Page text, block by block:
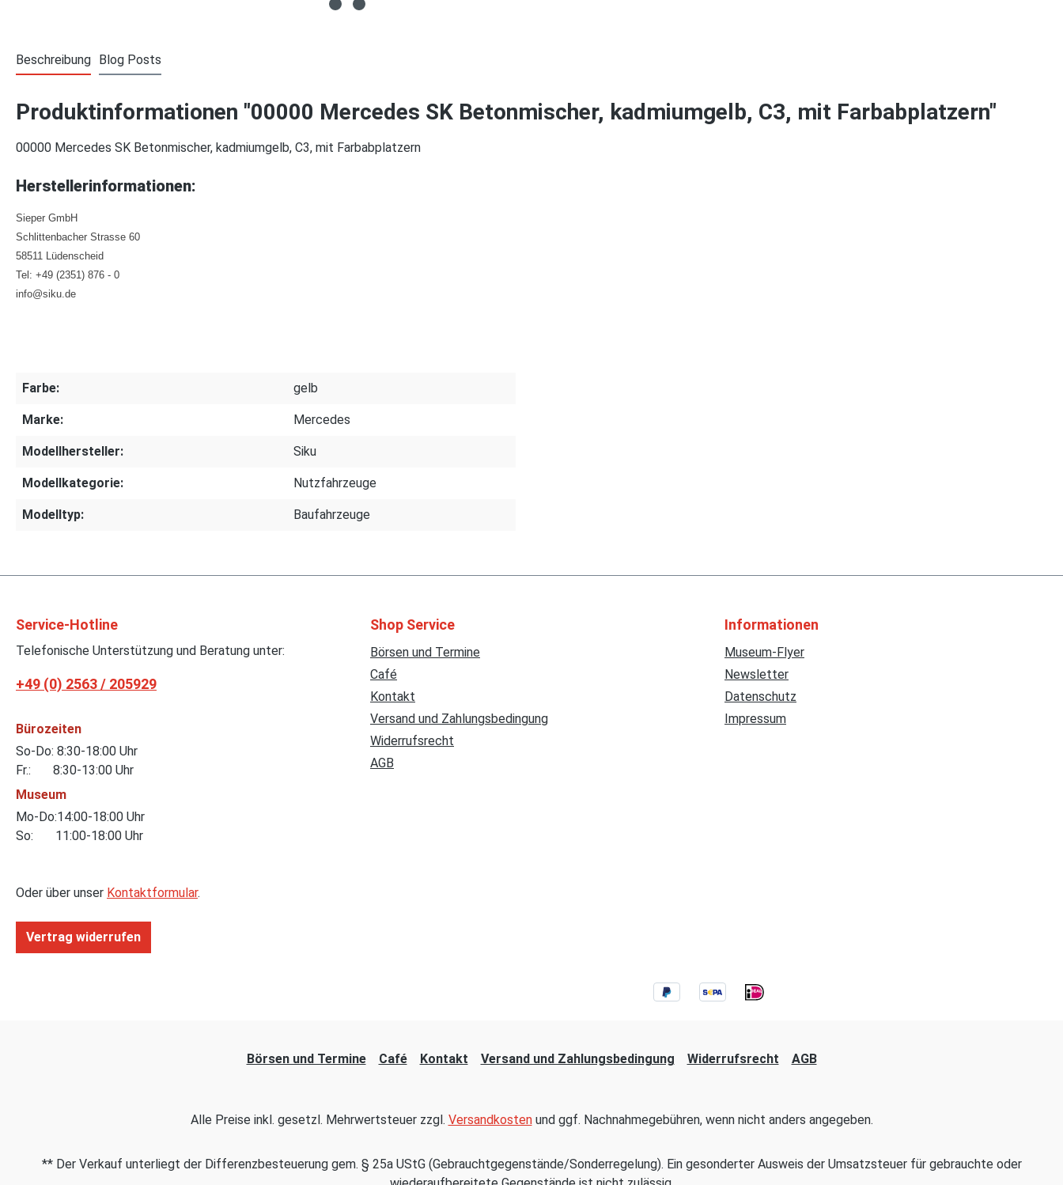
Beschreibung Blog Posts
Produktinformationen "00000 Mercedes SK Betonmischer, kadmiumgelb, C3, mit Farbabplatzern"
00000 Mercedes SK Betonmischer, kadmiumgelb, C3, mit Farbabplatzern
Herstellerinformationen:
Sieper GmbH
Schlittenbacher Strasse 60
58511 Lüdenscheid
Tel: +49 (2351) 876 - 0
info@siku.de
Farbe: gelb
Marke: Mercedes
Modellhersteller: Siku
Modellkategorie: Nutzfahrzeuge
Modelltyp: Baufahrzeuge
Service-Hotline
Telefonische Unterstützung und Beratung unter:
+49 (0) 2563 / 205929
Bürozeiten
So-Do: 8:30-18:00 Uhr
Fr.: 8:30-13:00 Uhr
Museum
Mo-Do:14:00-18:00 Uhr
So: 11:00-18:00 Uhr
Oder über unser Kontaktformular.
Vertrag widerrufen
Shop Service
Börsen und Termine
Café
Kontakt
Versand und Zahlungsbedingung
Widerrufsrecht
AGB
Informationen
Museum-Flyer
Newsletter
Datenschutz
Impressum
Börsen und Termine Café Kontakt Versand und Zahlungsbedingung Widerrufsrecht AGB
Alle Preise inkl. gesetzl. Mehrwertsteuer zzgl. Versandkostenund ggf. Nachnahmegebühren, wenn nicht anders angegeben.
** Der Verkauf unterliegt der Differenzbesteuerung gem. § 25a UStG (Gebrauchtgegenstände/Sonderregelung). Ein gesonderter Ausweis der Umsatzsteuer für gebrauchte oder